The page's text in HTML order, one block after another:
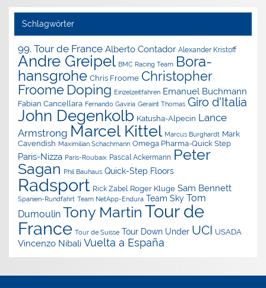
Schlagwörter
99. Tour de France Alberto Contador Alexander Kristoff
Andre Greipel BMC Racing Team Bora-
hansgrohe Chris Froome Christopher
Froome Doping Einzelzeitfahren Emanuel Buchmann
Fabian Cancellara Fernando Gaviria Geraint Thomas Giro d'Italia
John Degenkolb Katusha-Alpecin Lance
Armstrong Marcel Kittel Marcus Burghardt Mark
Cavendish Maximilian Schachmann Omega Pharma-Quick Step
Paris-Nizza Paris-Roubaix Pascal Ackermann Peter
Sagan Phil Bauhaus Quick-Step Floors
Radsport Rick Zabel Roger Kluge Sam Bennett
Spanien-Rundfahrt Team NetApp-Endura Team Sky Tom
Dumoulin Tony Martin Tour de
France Tour de Suisse Tour Down Under UCI USADA
Vincenzo Nibali Vuelta a España